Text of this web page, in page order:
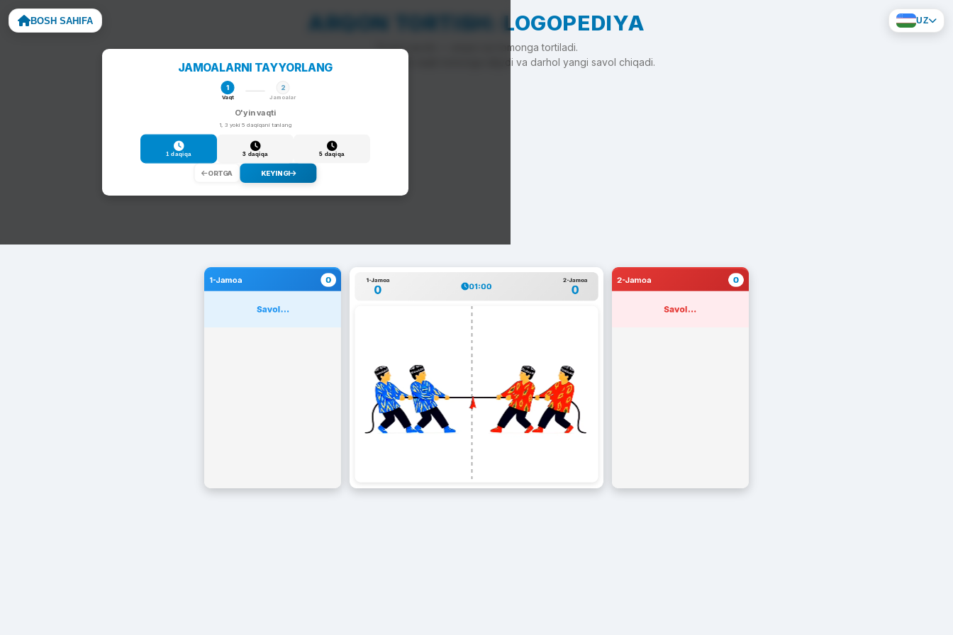
BOSH SAHIFA UZ
ARQON TORTISH: LOGOPEDIYA
To'g'ri javob — arqon siz tomonga tortiladi.
Noto'g'ri javob — arqon raqib tomonga siljiydi va darhol yangi savol chiqadi.
JAMOALARNI TAYYORLANG
1
Vaqt
2
Jamoalar
O'yin vaqti
1, 3 yoki 5 daqiqani tanlang
1 daqiqa 3 daqiqa 5 daqiqa
ORTGA KEYINGI
1-Jamoa 0
Savol...
1-Jamoa
0 01:00
2-Jamoa
0
2-Jamoa 0
Savol...